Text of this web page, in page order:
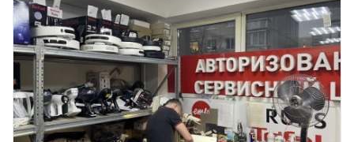
ю
Юмедиа в ТК Юго-Запад
пр. Маршала Жукова, 35-1
ю
Юмедиа на Космонавтов
пр. Космонавтов, 38к4
ю
Юмедиа на Международной
ул. Белы Куна, 24к1